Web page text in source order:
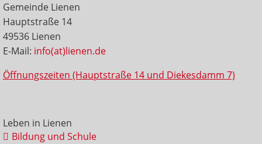
Gemeinde Lienen
Hauptstraße 14
49536 Lienen
E-Mail: info(at)lienen.de
Öffnungszeiten (Hauptstraße 14 und Diekesdamm 7)
Leben in Lienen
Bildung und Schule